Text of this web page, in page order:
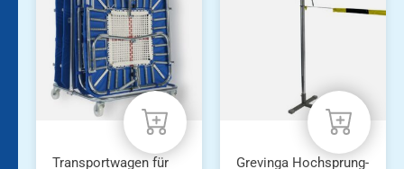
Transportwagen für
Grevinga Hochsprung-